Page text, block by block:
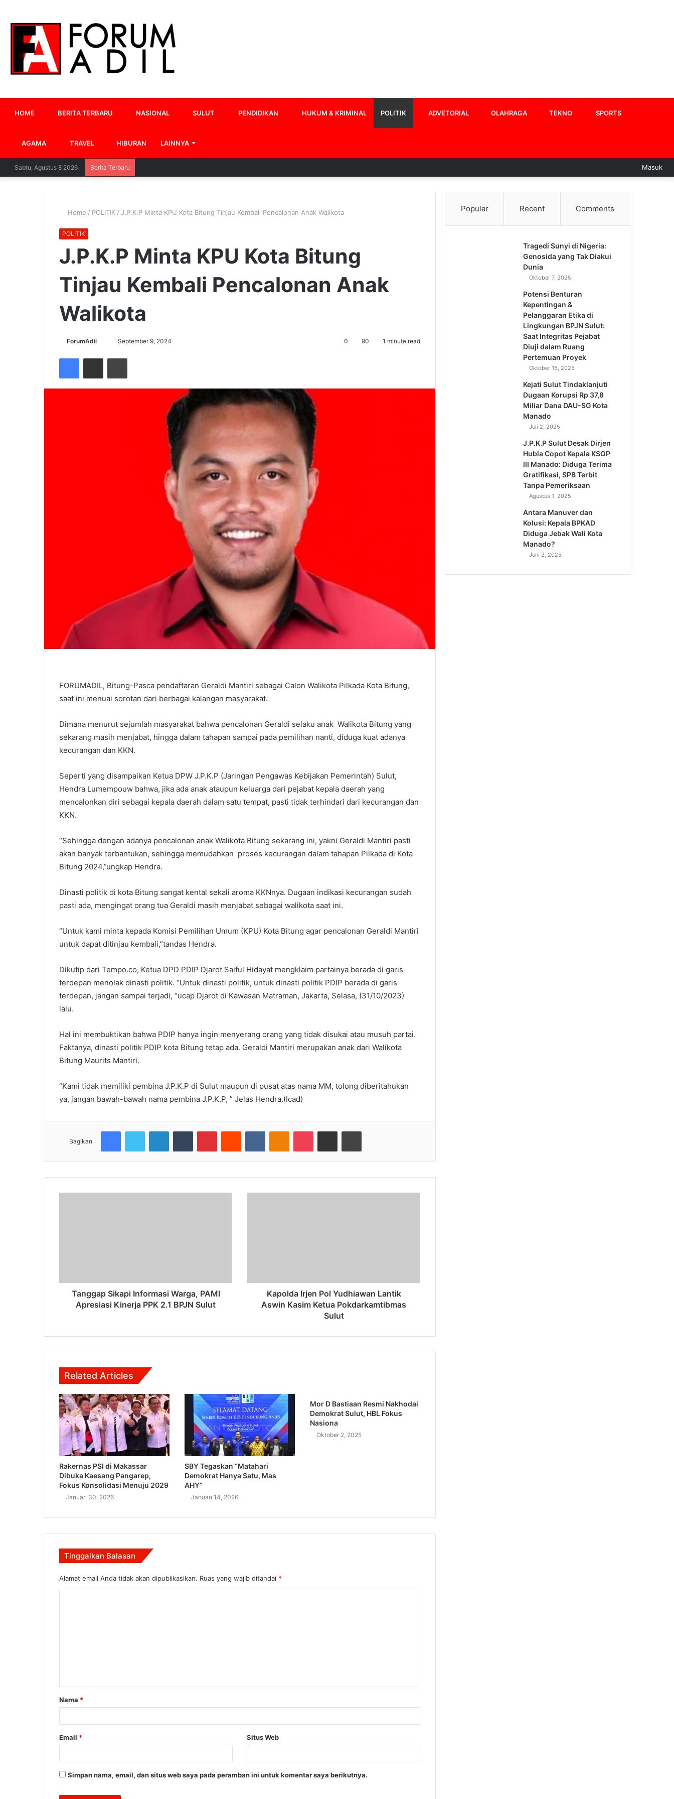
HOME BERITA TERBARU NASIONAL SULUT PENDIDIKAN HUKUM & KRIMINAL POLITIK ADVETORIAL OLAHRAGA TEKNO SPORTS
AGAMA TRAVEL HIBURAN LAINNYA
Sabtu, Agustus 8 2026 Berita Terbaru Masuk
Home / POLITIK / J.P.K.P Minta KPU Kota Bitung Tinjau Kembali Pencalonan Anak Walikota
POLITIK
J.P.K.P Minta KPU Kota Bitung
Tinjau Kembali Pencalonan Anak
Walikota
ForumAdil September 9, 2024 0 90 1 minute read
FacebookShare via Email Cetak
FORUMADIL, Bitung-Pasca pendaftaran Geraldi Mantiri sebagai Calon Walikota Pilkada Kota Bitung,
saat ini menuai sorotan dari berbagai kalangan masyarakat.
Dimana menurut sejumlah masyarakat bahwa pencalonan Geraldi selaku anak Walikota Bitung yang
sekarang masih menjabat, hingga dalam tahapan sampai pada pemilihan nanti, diduga kuat adanya
kecurangan dan KKN.
Seperti yang disampaikan Ketua DPW J.P.K.P (Jaringan Pengawas Kebijakan Pemerintah) Sulut,
Hendra Lumempouw bahwa, jika ada anak ataupun keluarga dari pejabat kepala daerah yang
mencalonkan diri sebagai kepala daerah dalam satu tempat, pasti tidak terhindari dari kecurangan dan
KKN.
“Sehingga dengan adanya pencalonan anak Walikota Bitung sekarang ini, yakni Geraldi Mantiri pasti
akan banyak terbantukan, sehingga memudahkan proses kecurangan dalam tahapan Pilkada di Kota
Bitung 2024,”ungkap Hendra.
Dinasti politik di kota Bitung sangat kental sekali aroma KKNnya. Dugaan indikasi kecurangan sudah
pasti ada, mengingat orang tua Geraldi masih menjabat sebagai walikota saat ini.
“Untuk kami minta kepada Komisi Pemilihan Umum (KPU) Kota Bitung agar pencalonan Geraldi Mantiri
untuk dapat ditinjau kembali,”tandas Hendra.
Dikutip dari Tempo.co, Ketua DPD PDIP Djarot Saiful Hidayat mengklaim partainya berada di garis
terdepan menolak dinasti politik. “Untuk dinasti politik, untuk dinasti politik PDIP berada di garis
terdepan, jangan sampai terjadi, “ucap Djarot di Kawasan Matraman, Jakarta, Selasa, (31/10/2023)
lalu.
Hal ini membuktikan bahwa PDIP hanya ingin menyerang orang yang tidak disukai atau musuh partai.
Faktanya, dinasti politik PDIP kota Bitung tetap ada. Geraldi Mantiri merupakan anak dari Walikota
Bitung Maurits Mantiri.
“Kami tidak memiliki pembina J.P.K.P di Sulut maupun di pusat atas nama MM, tolong diberitahukan
ya, jangan bawah-bawah nama pembina J.P.K.P, ” Jelas Hendra.(Icad)
Bagikan
FacebookTwitter LinkedInTumblr PinterestReddit VKontakteOdnoklassniki
Pocket Share via Email Cetak
Tanggap Sikapi Informasi Warga, PAMI
Apresiasi Kinerja PPK 2.1 BPJN Sulut
Kapolda Irjen Pol Yudhiawan Lantik
Aswin Kasim Ketua Pokdarkamtibmas
Sulut
Related Articles
Rakernas PSI di Makassar
Dibuka Kaesang Pangarep,
Fokus Konsolidasi Menuju 2029
Januari 30, 2026
SBY Tegaskan “Matahari
Demokrat Hanya Satu, Mas
AHY”
Januari 14, 2026
Mor D Bastiaan Resmi Nakhodai
Demokrat Sulut, HBL Fokus
Nasiona
Oktober 2, 2025
Tinggalkan Balasan
Alamat email Anda tidak akan dipublikasikan. Ruas yang wajib ditandai *
a
r
Nama *
Email * Situs Web
Simpan nama, email, dan situs web saya pada peramban ini untuk komentar saya berikutnya.
Popular Recent Comments
Tragedi Sunyi di Nigeria:
Genosida yang Tak Diakui
Dunia
Oktober 7, 2025
Potensi Benturan
Kepentingan &
Pelanggaran Etika di
Lingkungan BPJN Sulut:
Saat Integritas Pejabat
Diuji dalam Ruang
Pertemuan Proyek
Oktober 15, 2025
Kejati Sulut Tindaklanjuti
Dugaan Korupsi Rp 37,8
Miliar Dana DAU-SG Kota
Manado
Juli 2, 2025
J.P.K.P Sulut Desak Dirjen
Hubla Copot Kepala KSOP
III Manado: Diduga Terima
Gratifikasi, SPB Terbit
Tanpa Pemeriksaan
Agustus 1, 2025
Antara Manuver dan
Kolusi: Kepala BPKAD
Diduga Jebak Wali Kota
Manado?
Juni 2, 2025